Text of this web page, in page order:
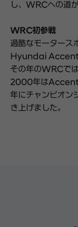
し、WRCへの道
WRC初参戦
過酷なモータース
Hyundai Accent
その年のWRCで
2000年はAccent
年にチャンピオン
き上げました。